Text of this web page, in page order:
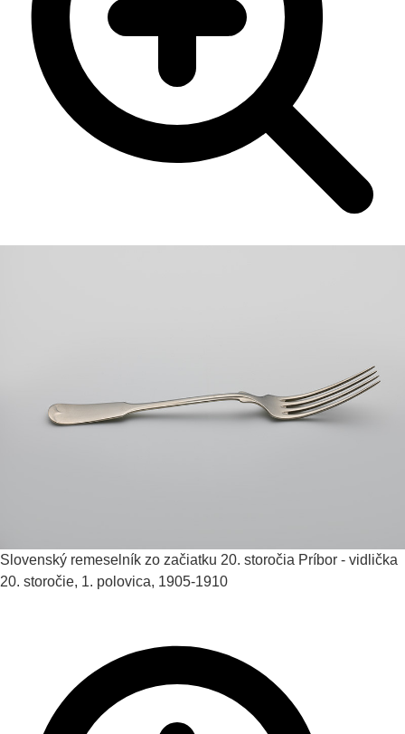
Slovenský remeselník zo začiatku 20. storočia Príbor - vidlička
20. storočie, 1. polovica, 1905-1910